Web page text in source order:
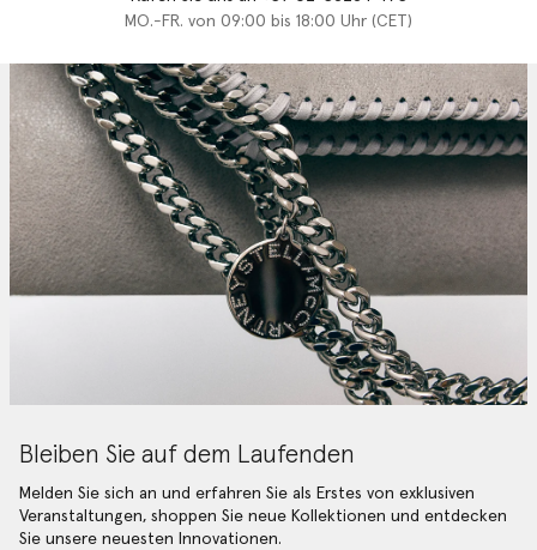
MO.-FR. von 09:00 bis 18:00 Uhr (CET)
Bleiben Sie auf dem Laufenden
Melden Sie sich an und erfahren Sie als Erstes von exklusiven
Veranstaltungen, shoppen Sie neue Kollektionen und entdecken
Sie unsere neuesten Innovationen.